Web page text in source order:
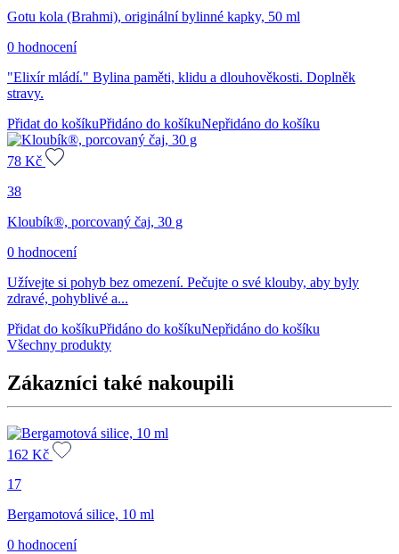
Gotu kola (Brahmi), originální bylinné kapky, 50 ml
0 hodnocení
"Elixír mládí." Bylina paměti, klidu a dlouhověkosti. Doplněk
stravy.
Přidat do košíkuPřidáno do košíkuNepřidáno do košíku
78 Kč
38
Kloubík®, porcovaný čaj, 30 g
0 hodnocení
Užívejte si pohyb bez omezení. Pečujte o své klouby, aby byly
zdravé, pohyblivé a...
Přidat do košíkuPřidáno do košíkuNepřidáno do košíku
Všechny produkty
Zákazníci také nakoupili
162 Kč
17
Bergamotová silice, 10 ml
0 hodnocení